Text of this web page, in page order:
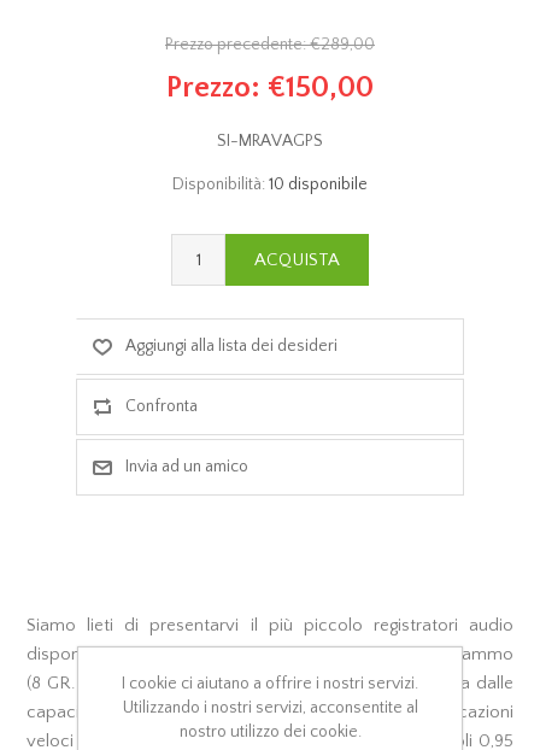
Prezzo precedente:€289,00
Prezzo: €150,00
SI-MRAVAGPS
Disponibilità: 10 disponibile
Siamo lieti di presentarvi il più piccolo registratori audio
disponibili sul mercato globale, dal peso di qualche grammo
(8 GR. per l'esattezza), dalle dimensioni ridottissime ma dalle
capacità assurde e soprattutto magnetico per applicazioni
veloci e discrete! In appena 2,5 cm, con spessore di soli 0,95
I cookie ci aiutano a offrire i nostri servizi.
Utilizzando i nostri servizi, acconsentite al
nostro utilizzo dei cookie.